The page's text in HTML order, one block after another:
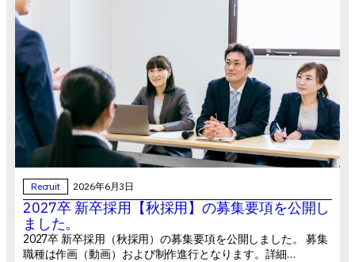
Recruit 2026年6月3日
2027卒 新卒採用【秋採用】の募集要項を公開し
ました。
2027卒 新卒採用（秋採用）の募集要項を公開しました。 募集
職種は作画（動画）および制作進行となります。詳細…